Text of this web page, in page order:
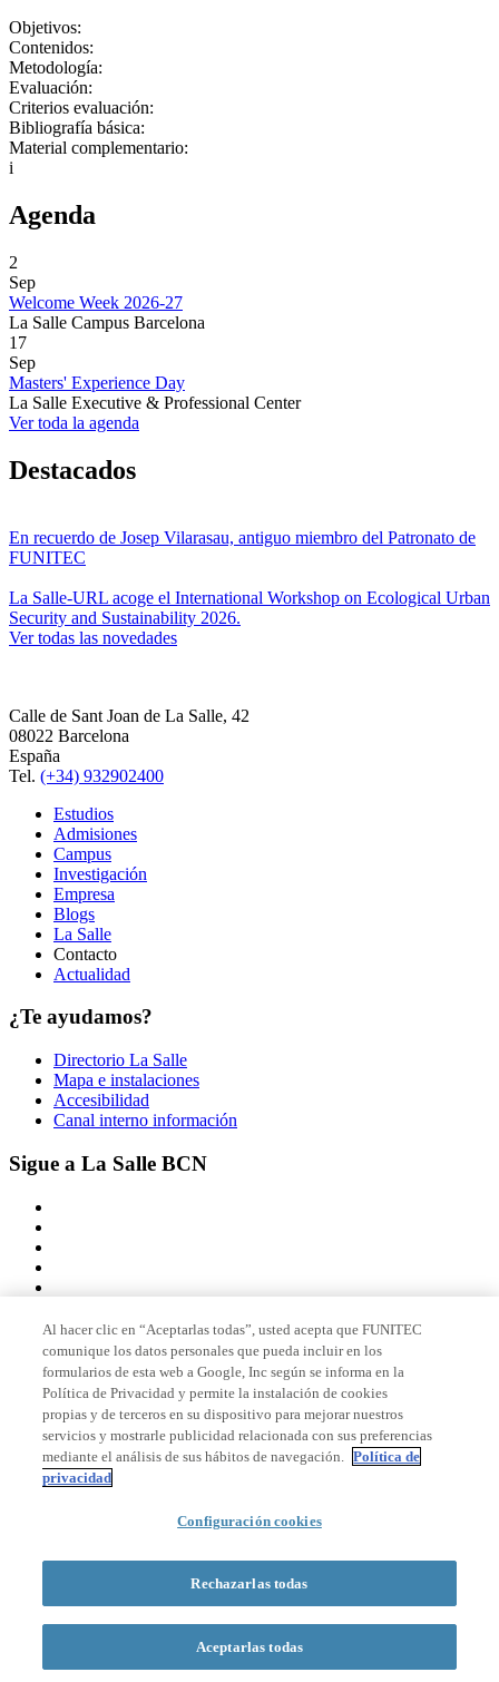
Objetivos:
Contenidos:
Metodología:
Evaluación:
Criterios evaluación:
Bibliografía básica:
Material complementario:
i
Agenda
2
Sep
Welcome Week 2026-27
La Salle Campus Barcelona
17
Sep
Masters' Experience Day
La Salle Executive & Professional Center
Ver toda la agenda
Destacados
En recuerdo de Josep Vilarasau, antiguo miembro del Patronato de
FUNITEC
La Salle-URL acoge el International Workshop on Ecological Urban
Security and Sustainability 2026.
Ver todas las novedades
Calle de Sant Joan de La Salle, 42
08022 Barcelona
España
Tel. (+34) 932902400
Estudios
Admisiones
Campus
Investigación
Empresa
Blogs
La Salle
Contacto
Actualidad
¿Te ayudamos?
Directorio La Salle
Mapa e instalaciones
Accesibilidad
Canal interno información
Sigue a La Salle BCN
Miembro de
Acreditaciones
© 2026 La Salle Campus Barcelona - URL |
Formulario de búsqueda
Al hacer clic en “Aceptarlas todas”, usted acepta que FUNITEC
comunique los datos personales que pueda incluir en los
formularios de esta web a Google, Inc según se informa en la
Política de Privacidad y permite la instalación de cookies
propias y de terceros en su dispositivo para mejorar nuestros
servicios y mostrarle publicidad relacionada con sus preferencias
mediante el análisis de sus hábitos de navegación. Política de
privacidad
Configuración cookies
Rechazarlas todas
Aceptarlas todas